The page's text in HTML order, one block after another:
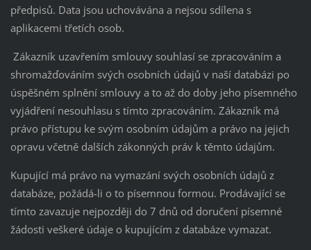
předpisů. Data jsou uchovávána a nejsou sdílena s
aplikacemi třetích osob.
Zákazník uzavřením smlouvy souhlasí se zpracováním a
shromažďováním svých osobních údajů v naší databázi po
úspěšném splnění smlouvy a to až do doby jeho písemného
vyjádření nesouhlasu s tímto zpracováním. Zákazník má
právo přístupu ke svým osobním údajům a právo na jejich
opravu včetně dalších zákonných práv k těmto údajům.
Kupující má právo na vymazání svých osobních údajů z
databáze, požádá-li o to písemnou formou. Prodávající se
tímto zavazuje nejpozději do 7 dnů od doručení písemné
žádosti veškeré údaje o kupujícím z databáze vymazat.